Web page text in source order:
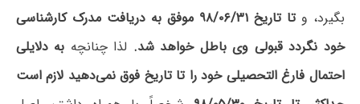
بگیرد، و
تا تاریخ ۹۸/۰۶/۳۱ موفق به دریافت مدرک کارشناسی
خود نگردد قبولی وی باطل خواهد شد. لذا چنانچه به دلایلی
احتمال فارغ التحصیلی خود را تا تاریخ فوق نمی‌دهید لازم است